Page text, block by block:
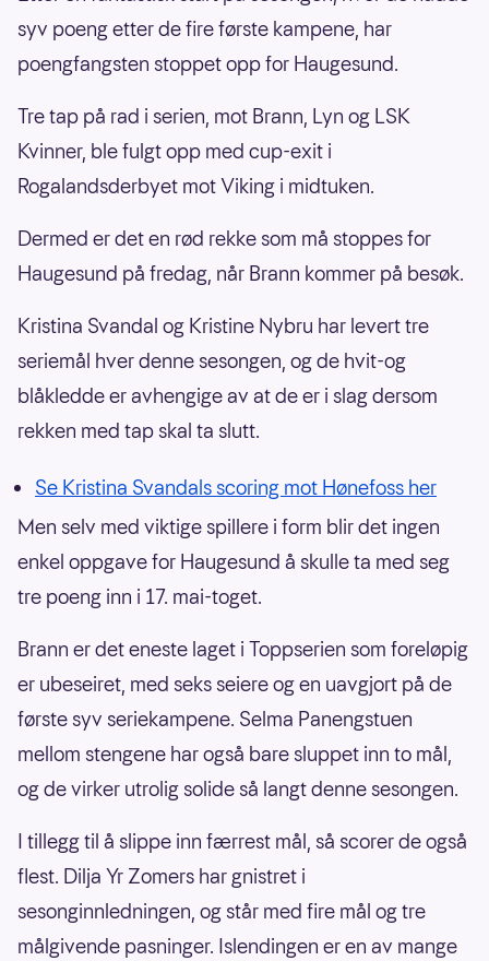
syv poeng etter de fire første kampene, har
poengfangsten stoppet opp for Haugesund.
Tre tap på rad i serien, mot Brann, Lyn og LSK
Kvinner, ble fulgt opp med cup-exit i
Rogalandsderbyet mot Viking i midtuken.
Dermed er det en rød rekke som må stoppes for
Haugesund på fredag, når Brann kommer på besøk.
Kristina Svandal og Kristine Nybru har levert tre
seriemål hver denne sesongen, og de hvit-og
blåkledde er avhengige av at de er i slag dersom
rekken med tap skal ta slutt.
Se Kristina Svandals scoring mot Hønefoss her
Men selv med viktige spillere i form blir det ingen
enkel oppgave for Haugesund å skulle ta med seg
tre poeng inn i 17. mai-toget.
Brann er det eneste laget i Toppserien som foreløpig
er ubeseiret, med seks seiere og en uavgjort på de
første syv seriekampene. Selma Panengstuen
mellom stengene har også bare sluppet inn to mål,
og de virker utrolig solide så langt denne sesongen.
I tillegg til å slippe inn færrest mål, så scorer de også
flest. Dilja Yr Zomers har gnistret i
sesonginnledningen, og står med fire mål og tre
målgivende pasninger. Islendingen er en av mange